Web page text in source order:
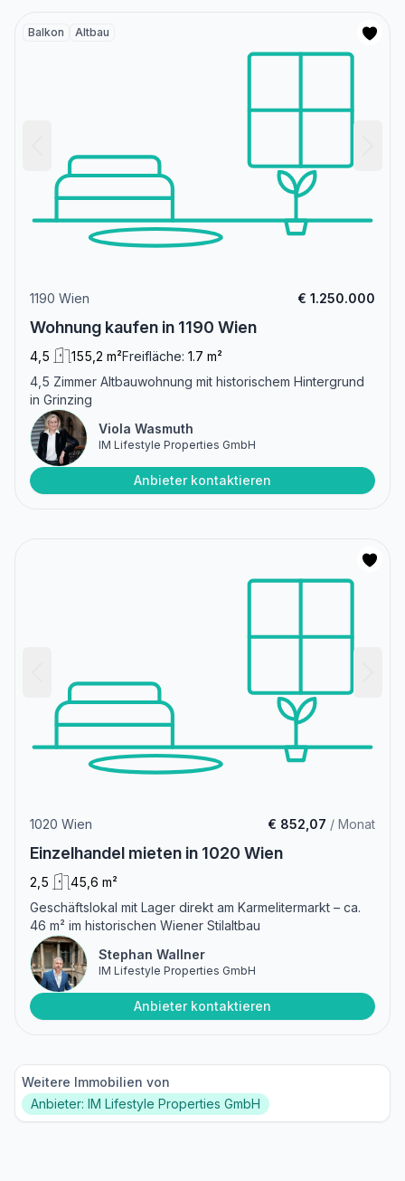
Balkon Altbau
1190 Wien € 1.250.000
Wohnung kaufen in 1190 Wien
4,5 155,2 m²Freifläche: 1.7 m²
4,5 Zimmer Altbauwohnung mit historischem Hintergrund
in Grinzing
Viola Wasmuth
IM Lifestyle Properties GmbH
Anbieter kontaktieren
1020 Wien € 852,07 / Monat
Einzelhandel mieten in 1020 Wien
2,5
45,6 m²
Geschäftslokal mit Lager direkt am Karmelitermarkt – ca.
46 m² im historischen Wiener Stilaltbau
Stephan Wallner
IM Lifestyle Properties GmbH
Anbieter kontaktieren
Weitere Immobilien von
Anbieter: IM Lifestyle Properties GmbH